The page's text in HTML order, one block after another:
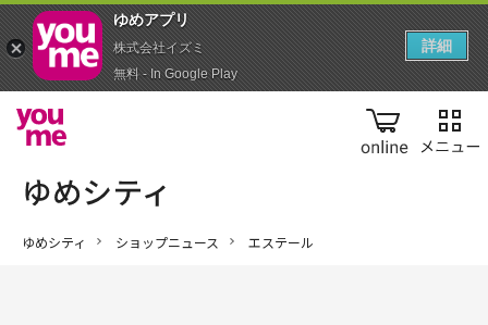
online
ゆめシティ ショップニュース エステール
ゆめアプ‪リ‬
株式会社イズミ
無料 - In Google Play
詳細